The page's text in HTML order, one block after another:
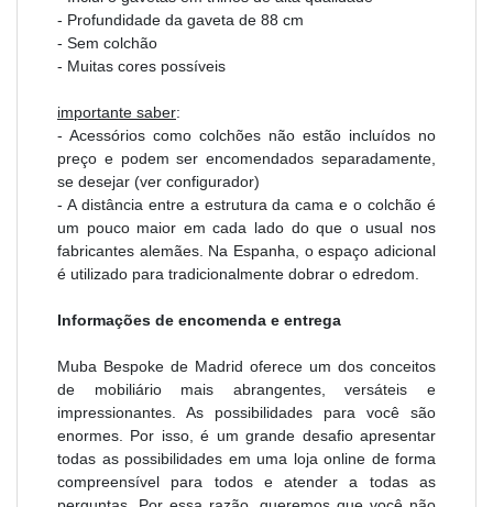
- Profundidade da gaveta de 88 cm
- Sem colchão
- Muitas cores possíveis
importante saber:
- Acessórios como colchões não estão incluídos no
preço e podem ser encomendados separadamente,
se desejar (ver configurador)
- A distância entre a estrutura da cama e o colchão é
um pouco maior em cada lado do que o usual nos
fabricantes alemães. Na Espanha, o espaço adicional
é utilizado para tradicionalmente dobrar o edredom.
Informações de encomenda e entrega
Muba Bespoke de Madrid oferece um dos conceitos
de mobiliário mais abrangentes, versáteis e
impressionantes. As possibilidades para você são
enormes. Por isso, é um grande desafio apresentar
todas as possibilidades em uma loja online de forma
compreensível para todos e atender a todas as